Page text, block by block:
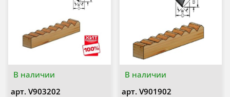
В наличии
арт. V903202
В наличии
арт. V901902